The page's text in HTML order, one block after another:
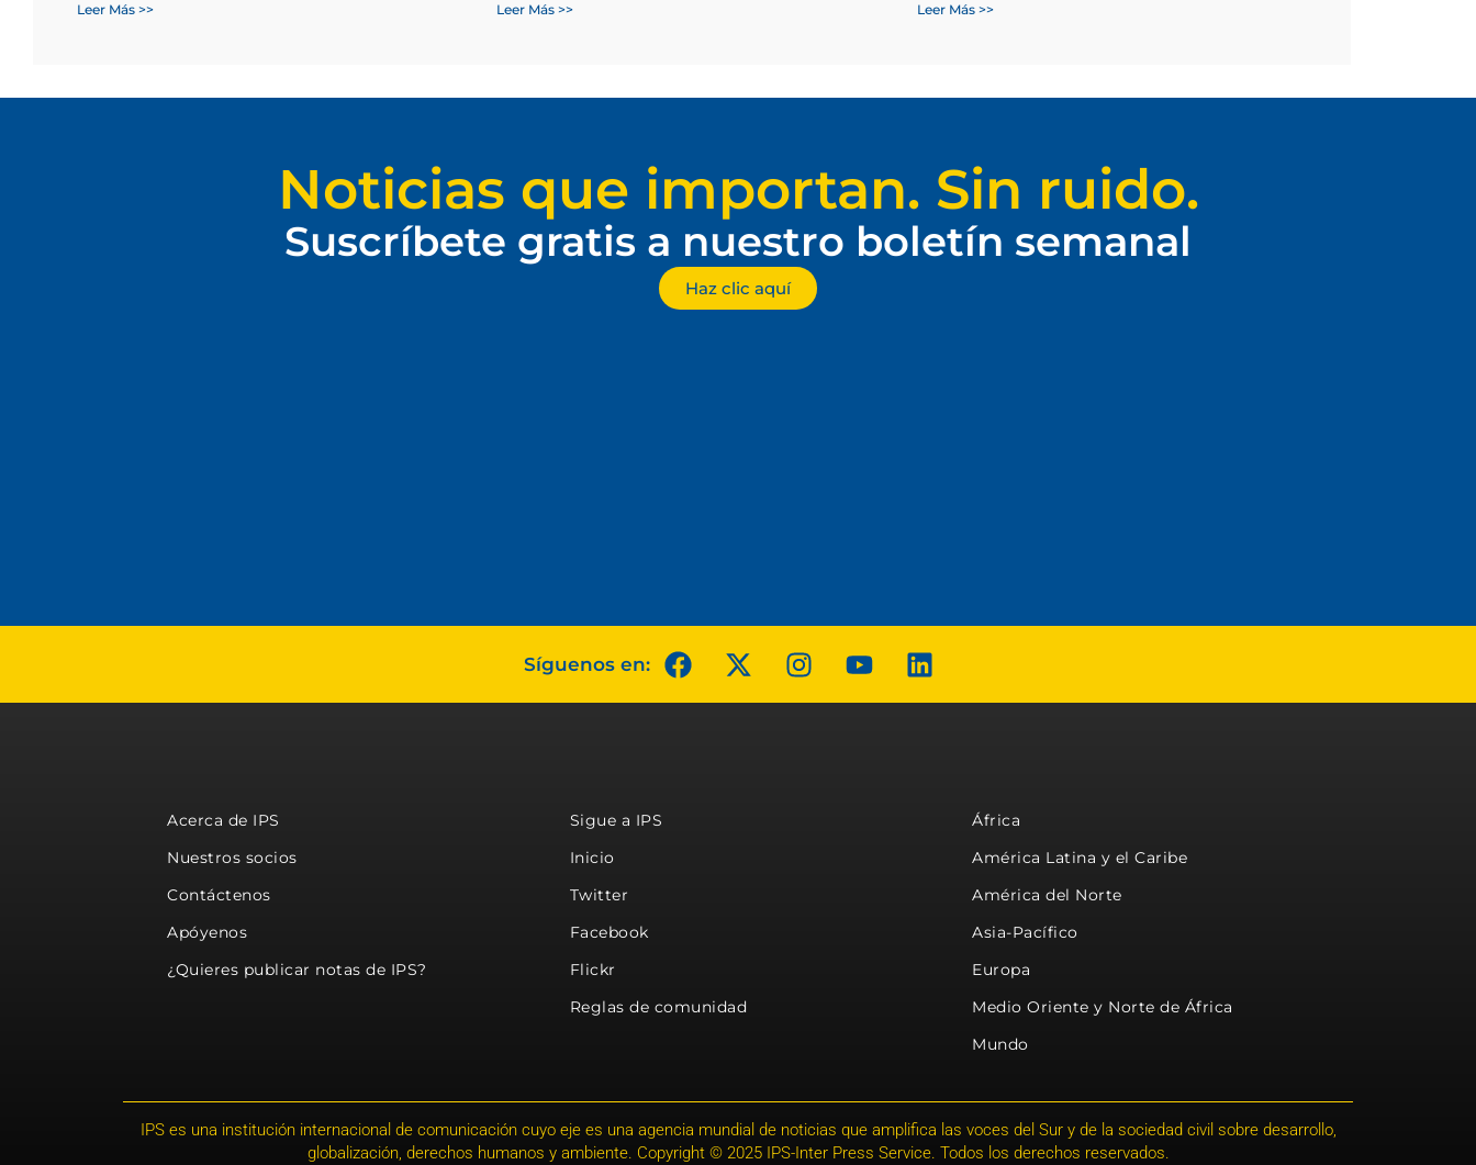
Leer Más >> Leer Más >> Leer Más >>
Noticias que importan. Sin ruido.
Suscríbete gratis a nuestro boletín semanal
Haz clic aquí
Síguenos en:
Acerca de IPS
Nuestros socios
Contáctenos
Apóyenos
¿Quieres publicar notas de IPS?
Sigue a IPS
Inicio
Twitter
Facebook
Flickr
Reglas de comunidad
África
América Latina y el Caribe
América del Norte
Asia-Pacífico
Europa
Medio Oriente y Norte de África
Mundo
IPS es una institución internacional de comunicación cuyo eje es una agencia mundial de noticias que amplifica las voces del Sur y de la sociedad civil sobre desarrollo,
globalización, derechos humanos y ambiente. Copyright © 2025 IPS-Inter Press Service. Todos los derechos reservados.